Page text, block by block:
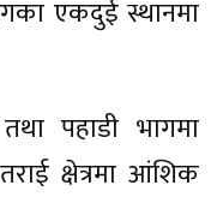
एकदुई स्थानमा
पहाडी भागमा
क्षेत्रमा आंशिक